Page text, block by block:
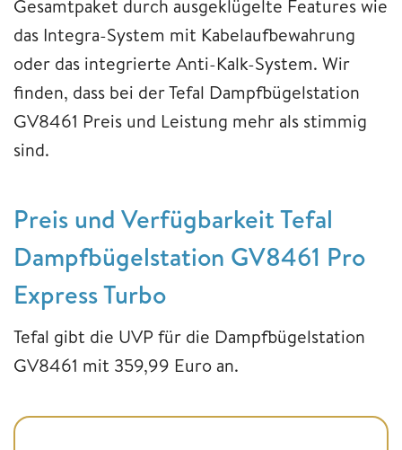
Gesamtpaket durch ausgeklügelte Features wie
das Integra-System mit Kabelaufbewahrung
oder das integrierte Anti-Kalk-System. Wir
finden, dass bei der Tefal Dampfbügelstation
GV8461 Preis und Leistung mehr als stimmig
sind.
Preis und Verfügbarkeit Tefal
Dampfbügelstation GV8461 Pro
Express Turbo
Tefal gibt die UVP für die Dampfbügelstation
GV8461 mit 359,99 Euro an.